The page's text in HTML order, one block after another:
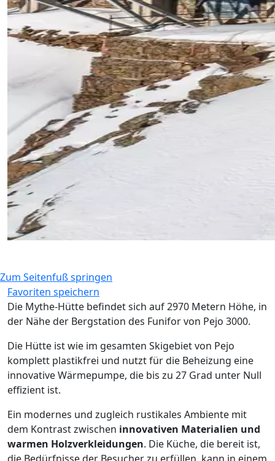
Zum Seitenfuß springen
Favoriten speichern
Die Mythe-Hütte befindet sich auf 2970 Metern Höhe, in
der Nähe der Bergstation des Funifor von Pejo 3000.
Die Hütte ist wie im gesamten Skigebiet von Pejo
komplett plastikfrei und nutzt für die Beheizung eine
innovative Wärmepumpe, die bis zu 27 Grad unter Null
effizient ist.
Ein modernes und zugleich rustikales Ambiente mit
dem Kontrast zwischen innovativen Materialien und
warmen Holzverkleidungen. Die Küche, die bereit ist,